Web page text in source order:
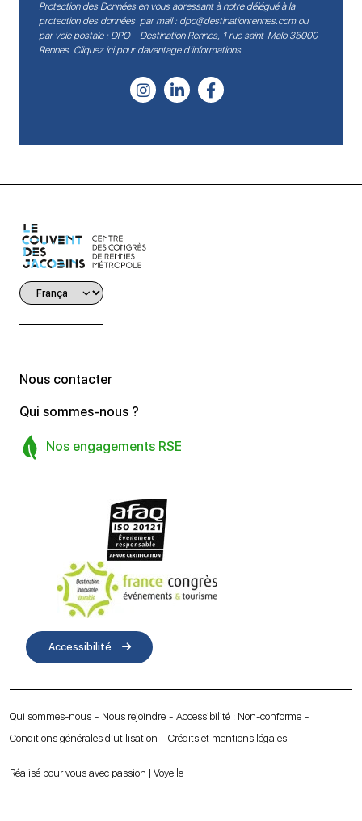
Protection des Données en vous adressant à notre délégué à la
protection des données par mail : dpo@destinationrennes.comou
par voie postale : DPO – Destination Rennes, 1 rue saint-Malo 35000
Rennes. Cliquez ici pour davantage d’informations.
Nous contacter
Qui sommes-nous ?
Nos engagements RSE
Accessibilité
Qui sommes-nous Nous rejoindre
Accessibilité : Non-conforme
Conditions générales d’utilisation
Crédits et mentions légales
Réalisé pour vous avec passion | Voyelle